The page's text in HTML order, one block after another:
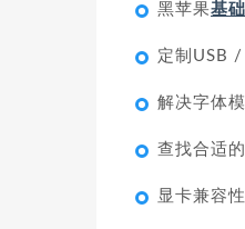
黑苹果基
定制USB /
解决字体模
查找合适
显卡兼容